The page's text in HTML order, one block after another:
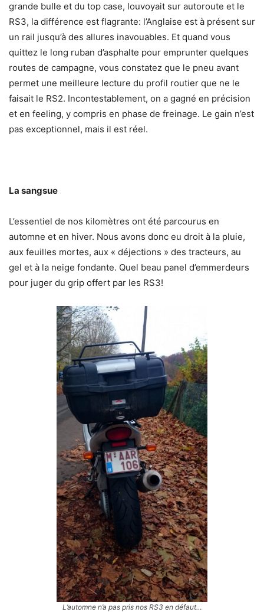
grande bulle et du top case, louvoyait sur autoroute et le
RS3, la différence est flagrante: l’Anglaise est à présent sur
un rail jusqu’à des allures inavouables. Et quand vous
quittez le long ruban d’asphalte pour emprunter quelques
routes de campagne, vous constatez que le pneu avant
permet une meilleure lecture du profil routier que ne le
faisait le RS2. Incontestablement, on a gagné en précision
et en feeling, y compris en phase de freinage. Le gain n’est
pas exceptionnel, mais il est réel.
La sangsue
L’essentiel de nos kilomètres ont été parcourus en
automne et en hiver. Nous avons donc eu droit à la pluie,
aux feuilles mortes, aux « déjections » des tracteurs, au
gel et à la neige fondante. Quel beau panel d’emmerdeurs
pour juger du grip offert par les RS3!
L’automne n’a pas pris nos RS3 en défaut…